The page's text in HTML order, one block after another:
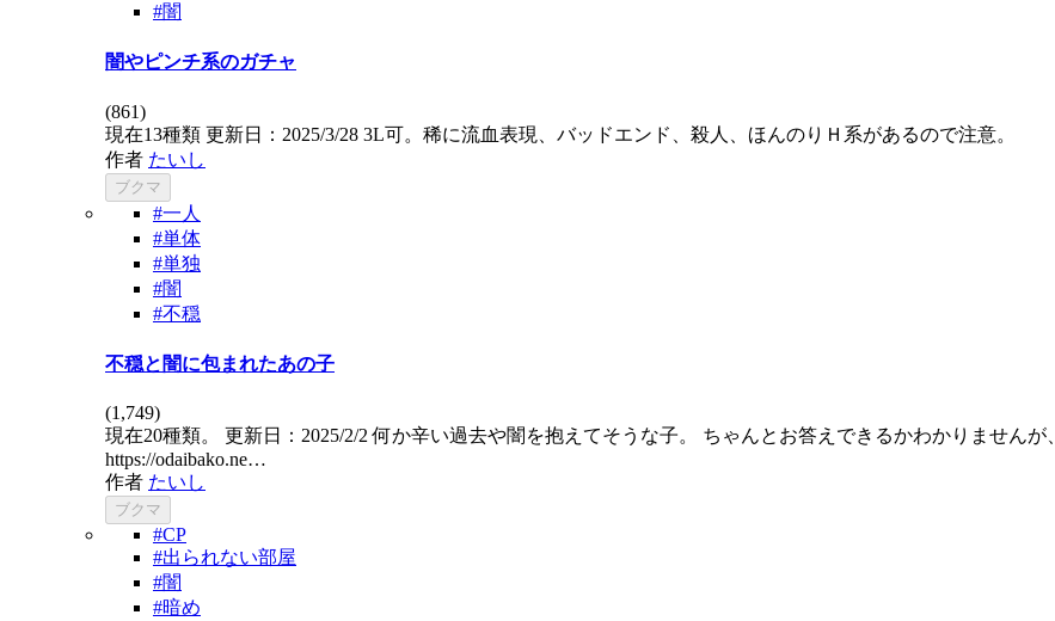
#闇
闇やピンチ系のガチャ
(861)
現在13種類 更新日：2025/3/28 3L可。稀に流血表現、バッドエンド、殺人、ほんのりＨ系があるので注意。
作者 たいし
ブクマ
#一人
#単体
#単独
#闇
#不穏
不穏と闇に包まれたあの子
(1,749)
現在20種類。 更新日：2025/2/2 何か辛い過去や闇を抱えてそうな子。 ちゃんとお答えできるかわかりません
https://odaibako.ne…
作者 たいし
ブクマ
#CP
#出られない部屋
#闇
#暗め